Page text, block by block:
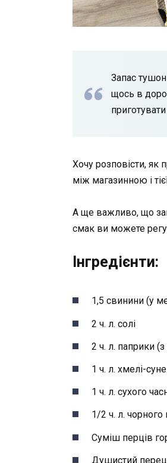
Запас
щось в
Хочу розповісти, як
між магазинною і
А ще важливо, що
смак ви можете
Інгредієнти:
1,5 свинини (у
2 ч. л. солі
2 ч. л. паприки
1 ч. л. хмелі-
1 ч. л. сухого
1/2 ч. л.
Суміш перців
Душистий